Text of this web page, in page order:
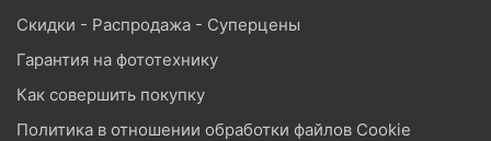
Скидки - Распродажа - Суперцены
Гарантия на фототехнику
Как совершить покупку
Политика в отношении обработки файлов Cookie